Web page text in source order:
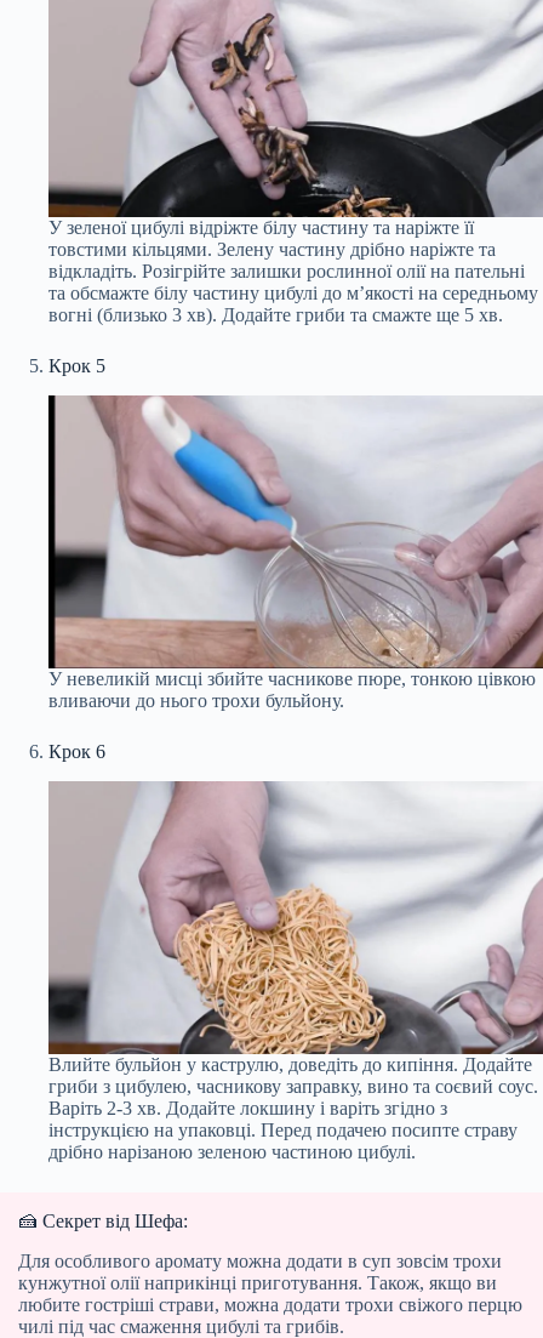
У зеленої цибулі відріжте білу частину та наріжте її
товстими кільцями. Зелену частину дрібно наріжте та
відкладіть. Розігрійте залишки рослинної олії на пательні
та обсмажте білу частину цибулі до м’якості на середньому
вогні (близько 3 хв). Додайте гриби та смажте ще 5 хв.
Крок 5
У невеликій мисці збийте часникове пюре, тонкою цівкою
вливаючи до нього трохи бульйону.
Крок 6
Влийте бульйон у каструлю, доведіть до кипіння. Додайте
гриби з цибулею, часникову заправку, вино та соєвий соус.
Варіть 2-3 хв. Додайте локшину і варіть згідно з
інструкцією на упаковці. Перед подачею посипте страву
дрібно нарізаною зеленою частиною цибулі.
🍰 Секрет від Шефа:
Для особливого аромату можна додати в суп зовсім трохи
кунжутної олії наприкінці приготування. Також, якщо ви
любите гостріші страви, можна додати трохи свіжого перцю
чилі під час смаження цибулі та грибів.